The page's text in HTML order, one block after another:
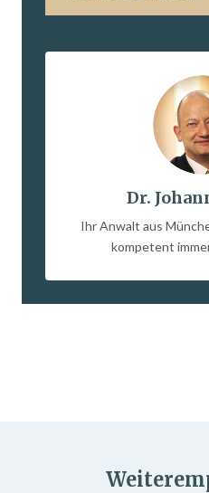
Dr.
Ihr Anwalt aus
kompetent